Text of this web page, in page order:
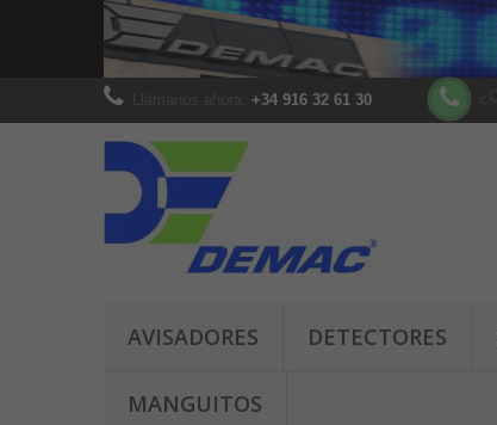
+34 916 32 61 30
AVISADORES DETECTORES
MANGUITOS